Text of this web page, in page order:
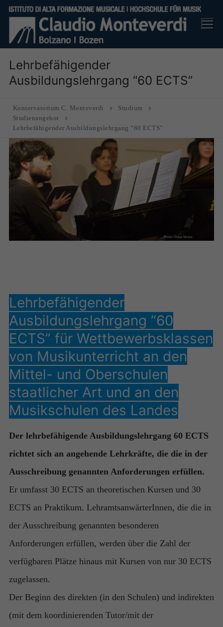
Skip
content
Lehrbefähigender
Ausbildungslehrgang “60 ECTS”
Konservatorium C. Monteverdi
Studium
Studienangebot
Lehrbefähigender Ausbildungslehrgang “60 ECTS”
Lehrbefähigender
Ausbildungslehrgang “60
ECTS” für Wettbewerbsklassen
von Musikunterricht an den
Mittel- und Oberschulen
staatlicher Art und an den
Musikschulen des Landes
Der lehrbefähigende Ausbildungslehrgang 60 ECTS
richtet sich an angehende Lehrkräfte, die die in der
Ausschreibung genannten Anforderungen erfüllen.
Er umfasst 30 ECTS an theoretischen Kursen und 30
ECTS an Praktikum. LehramtsanwärterInnen, die die in
der Ausschreibung genannten besonderen
Anforderungen erfüllen, werden über die Zahl der
verfügbaren Plätze hinaus mit Kursen von nur 30 ECTS
zugelassen.
Der Beginn des direkten (in den Schulen) und indirekten
(mit dem koordinierenden Tutor/mit der